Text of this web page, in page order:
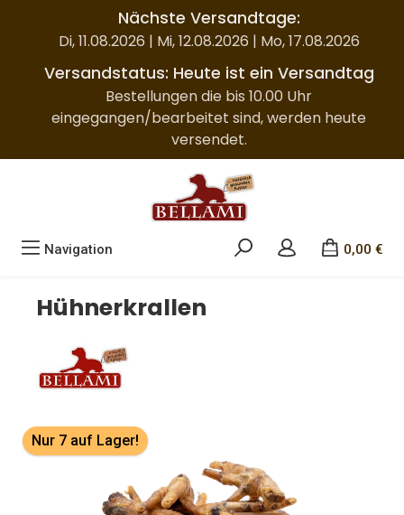
Zum Hauptinhalt springenNächste Versandtage:
Di, 11.08.2026 | Mi, 12.08.2026 | Mo, 17.08.2026
Versandstatus: Heute ist ein Versandtag
Bestellungen die bis 10.00 Uhr
eingegangen/bearbeitet sind, werden heute
versendet.
Navigation 0,00 €
Hühnerkrallen
Bildergalerie überspringen
Nur 7 auf Lager!